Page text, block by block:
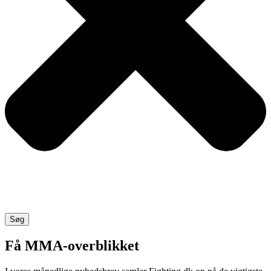
Søg
Få MMA-overblikket